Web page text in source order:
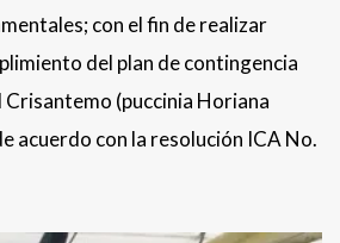
con el fin de realizar
del plan de contingencia
Crisantemo (puccinia Horiana
acuerdo con la resolución ICA No.